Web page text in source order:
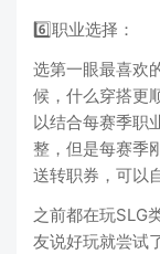
6️⃣职业选择：
选第一眼最喜欢
候，什么穿搭更
以结合每赛季职
整，但是每赛季
送转职券，可以
之前都在玩SLG
友说好玩就尝试